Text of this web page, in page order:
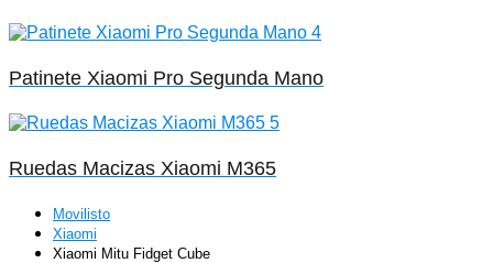
Patinete Xiaomi Pro Segunda Mano
Ruedas Macizas Xiaomi M365
Movilisto
Xiaomi
Xiaomi Mitu Fidget Cube